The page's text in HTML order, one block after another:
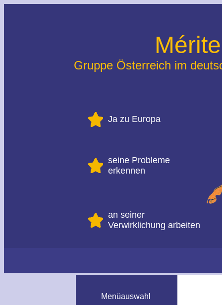
Gruppe Österreich im
Ja zu Europa
seine Probleme
erkennen
an seiner
Verwirklichung arbeiten
Menüauswahl